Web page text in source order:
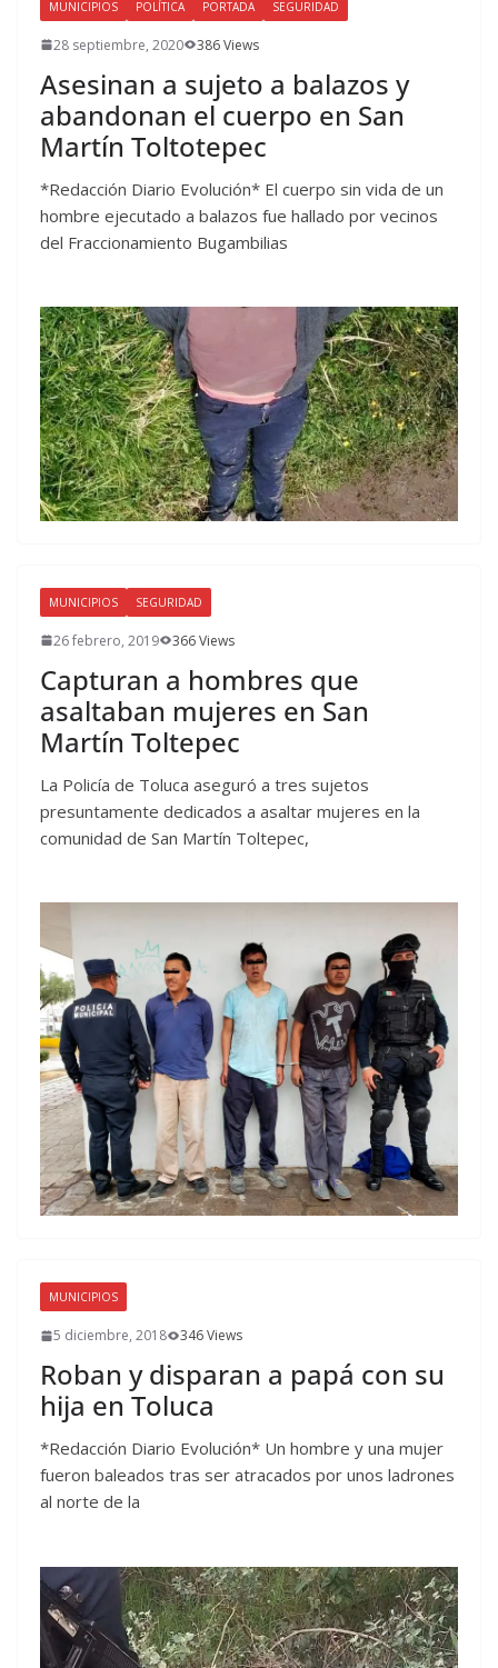
MUNICIPIOS POLÍTICA PORTADA SEGURIDAD
28 septiembre, 2020 386 Views
Asesinan a sujeto a balazos y
abandonan el cuerpo en San
Martín Toltotepec
*Redacción Diario Evolución* El cuerpo sin vida de un
hombre ejecutado a balazos fue hallado por vecinos
del Fraccionamiento Bugambilias
MUNICIPIOS SEGURIDAD
26 febrero, 2019 366 Views
Capturan a hombres que
asaltaban mujeres en San
Martín Toltepec
La Policía de Toluca aseguró a tres sujetos
presuntamente dedicados a asaltar mujeres en la
comunidad de San Martín Toltepec,
MUNICIPIOS
5 diciembre, 2018 346 Views
Roban y disparan a papá con su
hija en Toluca
*Redacción Diario Evolución* Un hombre y una mujer
fueron baleados tras ser atracados por unos ladrones
al norte de la